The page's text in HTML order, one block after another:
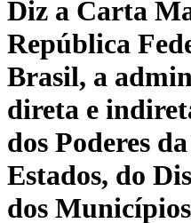
Diz a Carta
República
Brasil, a
direta e
dos Poderes
Estados, do
dos